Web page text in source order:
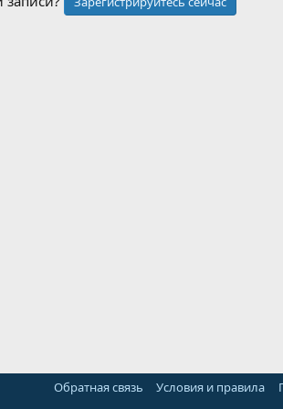
Обратная связь Условия и правила